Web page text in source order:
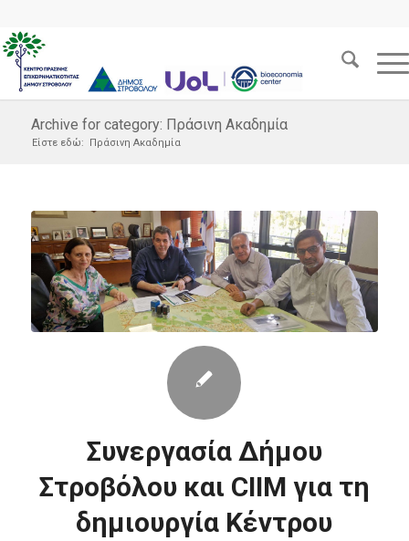
Archive for category: Πράσινη Ακαδημία
Είστε εδώ: Πράσινη Ακαδημία
Συνεργασία Δήμου
Στροβόλου και CIIM για τη
δημιουργία Κέντρου